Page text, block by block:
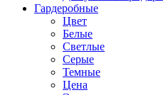
Гардеробные
Цвет
Белые
Светлые
Серые
Темные
Цена